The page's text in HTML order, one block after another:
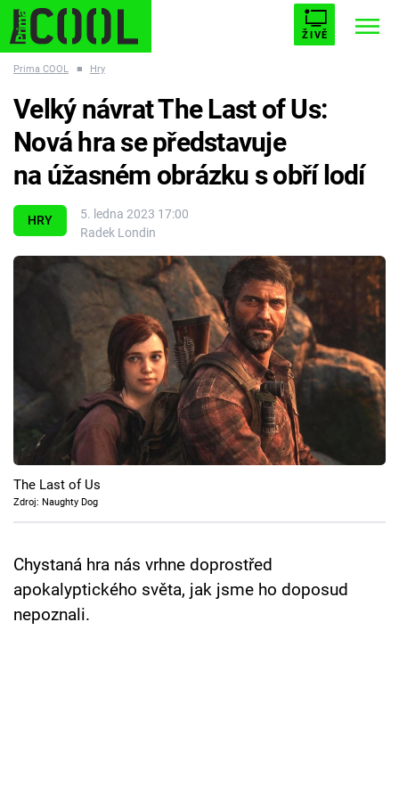
ŽIVĚ
ESCAPE PLNEJ KOTEL AVENGERS 5
Témata
Cool Esport
Pořady
TV Program
Přihlášení
Prima COOL ■ Hry
HRY
5. ledna 2023 17:00
Radek Londin
Velký návrat The Last of Us:
Nová hra se představuje
na úžasném obrázku s obří lodí
The Last of Us
Zdroj: Naughty Dog
Chystaná hra nás vrhne doprostřed
apokalyptického světa, jak jsme ho doposud
nepoznali.